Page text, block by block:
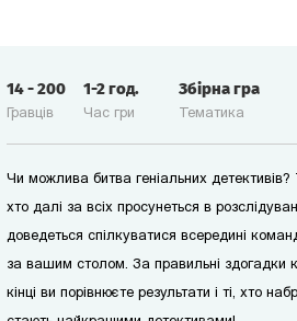
Гравців
14-200
Час гри
1-2год.
Тематика
Збірна гра
Чи можлива битва геніальних
хто далі за всіх просунеться в
доведеться спілкуватися всередині
за вашим столом. За правильні здогадки
кінці ви порівнюєте результати і ті, хто